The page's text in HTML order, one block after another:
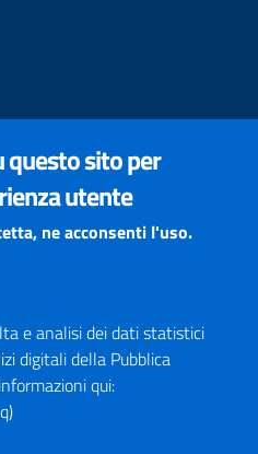
questo sito per
utente
ne acconsenti l'uso.
e analisi dei dati statistici
digitali della Pubblica
qui: